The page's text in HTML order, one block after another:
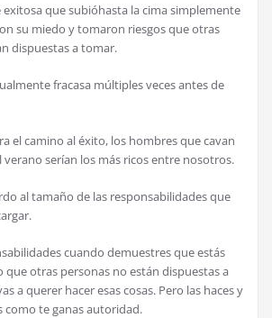
que subióhasta la cima simplemente
su miedo y tomaron riesgos que otras
dispuestas a tomar.
fracasa múltiples veces antes de
el camino al éxito, los hombres que cavan
verano serían los más ricos entre nosotros.
al tamaño de las responsabilidades que
cuando demuestres que estás
que otras personas no están dispuestas a
a querer hacer esas cosas. Pero las haces y
como te ganas autoridad.